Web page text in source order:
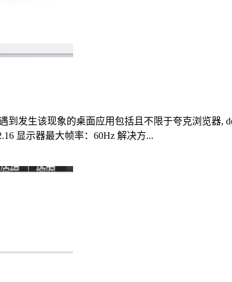
生该现象的桌面应用包括且不限于夸克浏览器,
显示器最大帧率：60Hz 解决方...